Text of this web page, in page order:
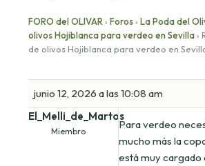
FORO del OLIVAR › Foros › La Poda del
olivos Hojiblanca para verdeo en Sevilla ›
de olivos Hojiblanca para verdeo en
junio 12, 2026 a las 10:08 am
El_Melli_de_Martos
Miembro
Para verdeo
mucho más la
está muy cargado